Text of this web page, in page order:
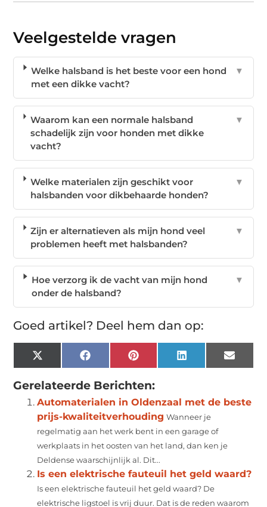
Veelgestelde vragen
Welke halsband is het beste voor een hond
met een dikke vacht?
▼
Waarom kan een normale halsband
schadelijk zijn voor honden met dikke
vacht?
▼
Welke materialen zijn geschikt voor
halsbanden voor dikbehaarde honden?
▼
Zijn er alternatieven als mijn hond veel
problemen heeft met halsbanden?
▼
Hoe verzorg ik de vacht van mijn hond
onder de halsband?
▼
Goed artikel? Deel hem dan op:
X
(Twitter)
Facebook Pinterest LinkedIn Email
Gerelateerde Berichten:
Automaterialen in Oldenzaal met de beste
prijs-kwaliteitverhouding Wanneer je
regelmatig aan het werk bent in een garage of
werkplaats in het oosten van het land, dan ken je
Deldense waarschijnlijk al. Dit...
Is een elektrische fauteuil het geld waard?
Is een elektrische fauteuil het geld waard? De
elektrische ligstoel is vrij duur. Dat is de reden waarom